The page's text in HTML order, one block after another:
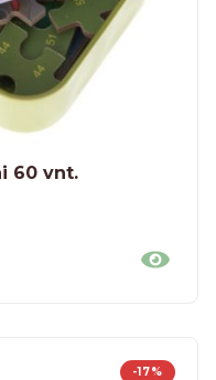
60 vnt.
-17%